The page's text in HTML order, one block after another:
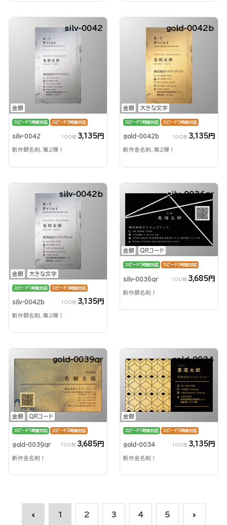
金銀
silv-0042
スピード1時間対応 スピード3時間対応
silv-0042 100枚 3,135円
新作銀名刺、第2弾！
金銀 大きな文字
gold-0042b
スピード1時間対応 スピード3時間対応
gold-0042b 100枚 3,135円
新作金名刺、第2弾！
金銀 大きな文字
silv-0042b
スピード1時間対応 スピード3時間対応
silv-0042b 100枚 3,135円
新作銀名刺、第2弾！
金銀 QRコード
silv-0036qr
スピード1時間対応 スピード3時間対応
silv-0036qr 100枚 3,685円
新作銀名刺！
金銀 QRコード
gold-0039qr
スピード1時間対応 スピード3時間対応
gold-0039qr 100枚 3,685円
新作金名刺！
金銀
gold-0034
スピード1時間対応 スピード3時間対応
gold-0034 100枚 3,135円
新作金名刺！
« 1 2 3 4 5 »